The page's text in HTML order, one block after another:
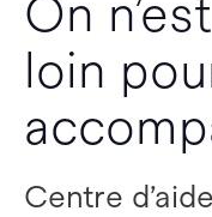
On
loin
Centre d’aide